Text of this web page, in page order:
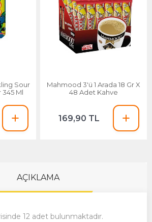
Sour
Ml
Mahmood 3'ü 1 Arada 18 Gr X
48 Adet Kahve
169,90 TL
AÇIKLAMA
12 adet bulunmaktadır.